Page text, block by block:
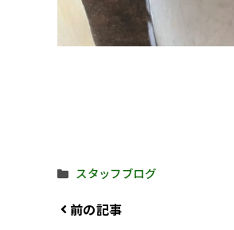
カ
ゴ
スタッフブログ
前の記事